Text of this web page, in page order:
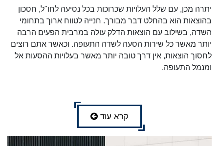
יתרה מכן, עם שלל העלויות שכרוכות בכל נסיעה לחו"ל, חסכון
בהוצאות הוא בהחלט דבר מבורך. חנייה לטווח ארוך בתחומי
השדה, בשילוב עם הוצאות הדלק עולה במרבית הפעים הרבה
יותר מאשר כל שירות הסעה לשדה התעופה. וכאשר אתם רוצים
לחסוך הוצאות, אין דרך טובה יותר מאשר בעלויות ההסעות אל
ומנמל התעופה.
קרא עוד